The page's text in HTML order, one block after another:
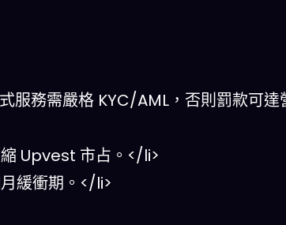
服務需嚴格 KYC/AML，否則罰款可達
Upvest 市占。</li>
緩衝期。</li>